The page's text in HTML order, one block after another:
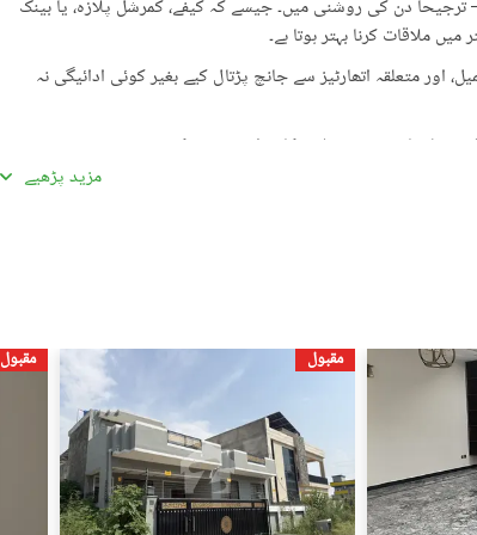
دن کی روشنی میں۔ جیسے کہ کیفے، کمرشل پلازہ، یا بینک
ملاقات کرنا بہتر ہوتا ہے۔
اور متعلقہ اتھارٹیز سے جانچ پڑتال کیے بغیر کوئی ادائیگی نہ
معلومات سے تفصیلات کا موازنہ ضرور کریں۔
اچھی لگیں۔ غیرمعمولی طور پر کم قیمتیں دھوکہ دہی کی
جائیداد پر کسی بھی قسم کی رکاوٹ یا تنازعے کی جانچ کریں۔
قابل اعتماد شخص کو ساتھ لے جائیں۔
ذاتی یا مالی معلومات شیئر کرنے سے گریز کریں۔
کے لیے ذمہ دار نہیں ہے۔ تمام صارفین اپنے اشتہارات
خود ذمہ دار ہیں۔ کسی بھی معاہدے کو حتمی شکل دینے سے پہلے
اسٹیٹ ماہرین سے مشورہ حاصل کریں۔
مزید پڑھیے
مقبول مقبول